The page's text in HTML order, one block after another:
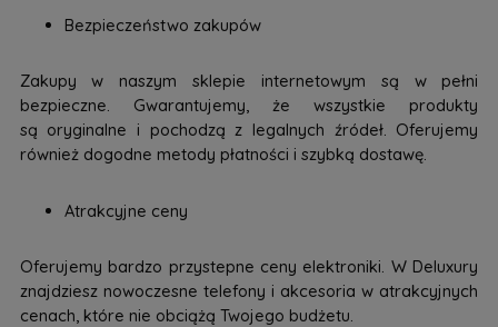
Bezpieczeństwo zakupów
Zakupy w naszym sklepie internetowym są w pełni
bezpieczne. Gwarantujemy, że wszystkie produkty
są oryginalne i pochodzą z legalnych źródeł. Oferujemy
również dogodne metody płatności i szybką dostawę.
Atrakcyjne ceny
Oferujemy bardzo przystepne ceny elektroniki. W Deluxury
znajdziesz nowoczesne telefony i akcesoria w atrakcyjnych
cenach, które nie obciążą Twojego budżetu.